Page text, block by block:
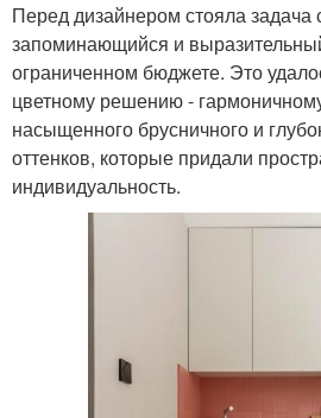
Перед дизайнером стояла задача
запоминающийся и
ограниченном бюджете. Это
цветному решению -
насыщенного брусничного и
оттенков, которые придали
индивидуальность.